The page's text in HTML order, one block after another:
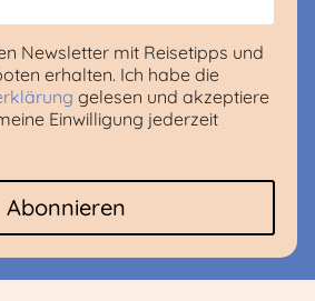
Newsletter mit Reisetipps und
erhalten. Ich habe die
gelesen und akzeptiere
Einwilligung jederzeit
Abonnieren